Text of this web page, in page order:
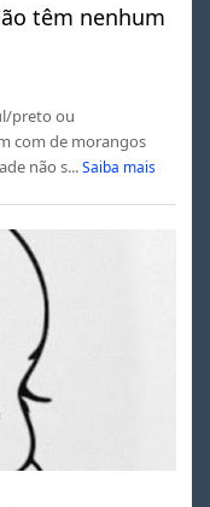
têm nenhum
preto ou
com de morangos
não s... Saiba mais